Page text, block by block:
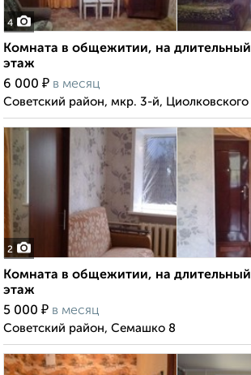
4
Комната в общежитии, на
этаж
6 000 ₽ в месяц
Советский район, мкр. 3-й, Циолковского
2
Комната в общежитии, на
этаж
5 000 ₽ в месяц
Советский район, Семашко 8